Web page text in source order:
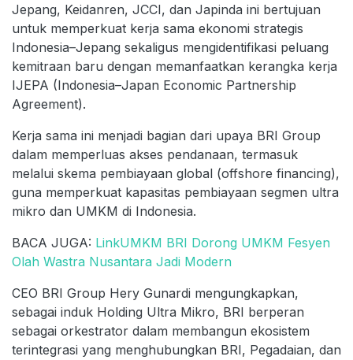
Jepang, Keidanren, JCCI, dan Japinda ini bertujuan
untuk memperkuat kerja sama ekonomi strategis
Indonesia–Jepang sekaligus mengidentifikasi peluang
kemitraan baru dengan memanfaatkan kerangka kerja
IJEPA (Indonesia–Japan Economic Partnership
Agreement).
Kerja sama ini menjadi bagian dari upaya BRI Group
dalam memperluas akses pendanaan, termasuk
melalui skema pembiayaan global (offshore financing),
guna memperkuat kapasitas pembiayaan segmen ultra
mikro dan UMKM di Indonesia.
BACA JUGA: LinkUMKM BRI Dorong UMKM Fesyen
Olah Wastra Nusantara Jadi Modern
CEO BRI Group Hery Gunardi mengungkapkan,
sebagai induk Holding Ultra Mikro, BRI berperan
sebagai orkestrator dalam membangun ekosistem
terintegrasi yang menghubungkan BRI, Pegadaian, dan